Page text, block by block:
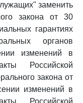
заменить
закона от 30
гарантиях
органов
изменений в
Российской
закона от
изменений в
Российской